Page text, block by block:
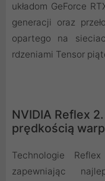
układom GeForce
generacji oraz
opartego na
rdzeniami Tensor
NVIDIA Reflex
prędkością warp
Technologie
zapewniając